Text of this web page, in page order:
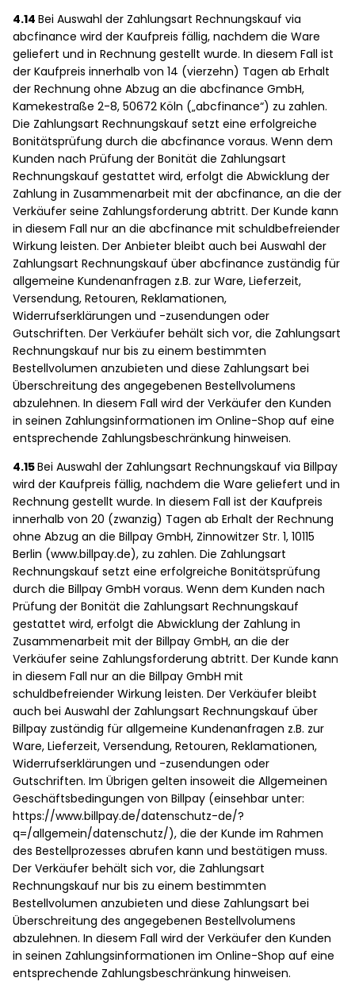
4.14 Bei Auswahl der Zahlungsart Rechnungskauf via
abcfinance wird der Kaufpreis fällig, nachdem die Ware
geliefert und in Rechnung gestellt wurde. In diesem Fall ist
der Kaufpreis innerhalb von 14 (vierzehn) Tagen ab Erhalt
der Rechnung ohne Abzug an die abcfinance GmbH,
Kamekestraße 2-8, 50672 Köln („abcfinance“) zu zahlen.
Die Zahlungsart Rechnungskauf setzt eine erfolgreiche
Bonitätsprüfung durch die abcfinance voraus. Wenn dem
Kunden nach Prüfung der Bonität die Zahlungsart
Rechnungskauf gestattet wird, erfolgt die Abwicklung der
Zahlung in Zusammenarbeit mit der abcfinance, an die der
Verkäufer seine Zahlungsforderung abtritt. Der Kunde kann
in diesem Fall nur an die abcfinance mit schuldbefreiender
Wirkung leisten. Der Anbieter bleibt auch bei Auswahl der
Zahlungsart Rechnungskauf über abcfinance zuständig für
allgemeine Kundenanfragen z.B. zur Ware, Lieferzeit,
Versendung, Retouren, Reklamationen,
Widerrufserklärungen und -zusendungen oder
Gutschriften. Der Verkäufer behält sich vor, die Zahlungsart
Rechnungskauf nur bis zu einem bestimmten
Bestellvolumen anzubieten und diese Zahlungsart bei
Überschreitung des angegebenen Bestellvolumens
abzulehnen. In diesem Fall wird der Verkäufer den Kunden
in seinen Zahlungsinformationen im Online-Shop auf eine
entsprechende Zahlungsbeschränkung hinweisen.
4.15Bei Auswahl der Zahlungsart Rechnungskauf via Billpay
wird der Kaufpreis fällig, nachdem die Ware geliefert und in
Rechnung gestellt wurde. In diesem Fall ist der Kaufpreis
innerhalb von 20 (zwanzig) Tagen ab Erhalt der Rechnung
ohne Abzug an die Billpay GmbH, Zinnowitzer Str. 1, 10115
Berlin (www.billpay.de), zu zahlen. Die Zahlungsart
Rechnungskauf setzt eine erfolgreiche Bonitätsprüfung
durch die Billpay GmbH voraus. Wenn dem Kunden nach
Prüfung der Bonität die Zahlungsart Rechnungskauf
gestattet wird, erfolgt die Abwicklung der Zahlung in
Zusammenarbeit mit der Billpay GmbH, an die der
Verkäufer seine Zahlungsforderung abtritt. Der Kunde kann
in diesem Fall nur an die Billpay GmbH mit
schuldbefreiender Wirkung leisten. Der Verkäufer bleibt
auch bei Auswahl der Zahlungsart Rechnungskauf über
Billpay zuständig für allgemeine Kundenanfragen z.B. zur
Ware, Lieferzeit, Versendung, Retouren, Reklamationen,
Widerrufserklärungen und -zusendungen oder
Gutschriften. Im Übrigen gelten insoweit die Allgemeinen
Geschäftsbedingungen von Billpay (einsehbar unter:
https://www.billpay.de/datenschutz-de/?
q=/allgemein/datenschutz/), die der Kunde im Rahmen
des Bestellprozesses abrufen kann und bestätigen muss.
Der Verkäufer behält sich vor, die Zahlungsart
Rechnungskauf nur bis zu einem bestimmten
Bestellvolumen anzubieten und diese Zahlungsart bei
Überschreitung des angegebenen Bestellvolumens
abzulehnen. In diesem Fall wird der Verkäufer den Kunden
in seinen Zahlungsinformationen im Online-Shop auf eine
entsprechende Zahlungsbeschränkung hinweisen.